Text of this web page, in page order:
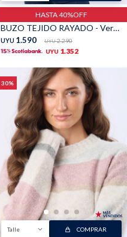
HASTA 40%OFF
BUZO TEJIDO RAYADO - Verde
UYU 1.590 UYU 2.290
UYU 1.352
30
Talle COMPRAR
Chalecos
Jeans
Trajes